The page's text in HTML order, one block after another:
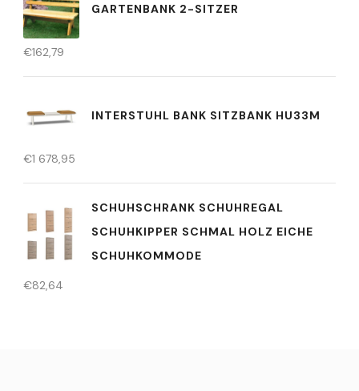
GARTENBANK 2-SITZER
€162,79
INTERSTUHL BANK SITZBANK HU33M
€1 678,95
SCHUHSCHRANK SCHUHREGAL
SCHUHKIPPER SCHMAL HOLZ EICHE
SCHUHKOMMODE
€82,64